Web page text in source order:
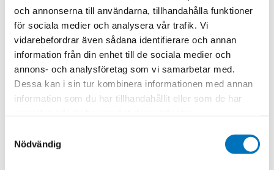
och annonserna till användarna, tillhandahålla funktioner
för sociala medier och analysera vår trafik. Vi
vidarebefordrar även sådana identifierare och annan
information från din enhet till de sociala medier och
annons- och analysföretag som vi samarbetar med.
Dessa kan i sin tur kombinera informationen med annan
information som du har tillhandahållit eller som de har
Nödvändig
elements. The design of the micro-mechanical silicon structures
makes the gyroscopes extremely insensitive to external impacts and
vibrations. They are therefore ideal suited for use in harsh
environmental conditions. Due to their high performance, ASC 271
gyroscopes fulfill the requirements of industrial grade applications
with respect to the maximum achievable precision.
Measurement range:
75 °/s
150°/s
300°/s